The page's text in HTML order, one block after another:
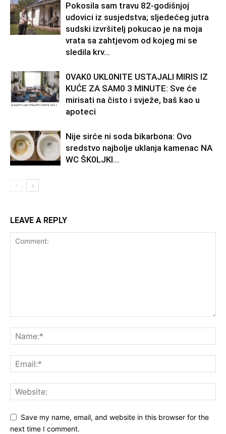
Pokosila sam travu 82-godišnjoj
udovici iz susjedstva; sljedećeg jutra
sudski izvršitelj pokucao je na moja
vrata sa zahtjevom od kojeg mi se
sledila krv...
0VAK0 UKL0NlTE USTAJALl MIRIS IZ
KUĆE ZA SAM0 3 MINUTE: Sve će
mirisati na čisto i svježe, baš kao u
apoteci
Nije sirće ni soda bikarbona: Ovo
sredstvo najbolje uklanja kamenac NA
WC ŠK0LJKl…
LEAVE A REPLY
Save my name, email, and website in this browser for the
next time I comment.